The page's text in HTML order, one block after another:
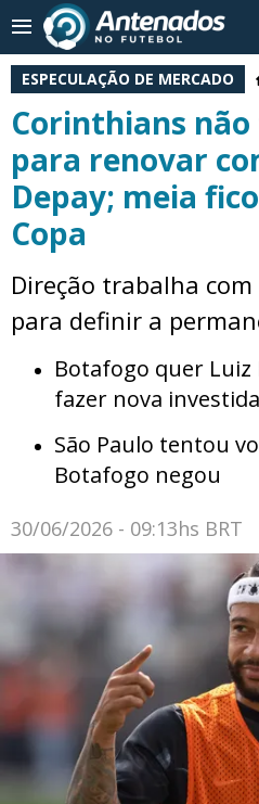
ESPECULAÇÃO DE MERCADO
Corinthians
para renovar
Depay; meia
Copa
Direção trabalha
para definir a
Botafogo quer
fazer nova investida
São Paulo tentou
Botafogo negou
30/06/2026 - 09:13hs BRT